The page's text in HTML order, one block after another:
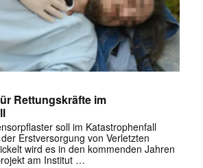
Rettungskräfte im
soll im Katastrophenfall
Erstversorgung von Verletzten
wird es in den kommenden Jahren
am Institut …